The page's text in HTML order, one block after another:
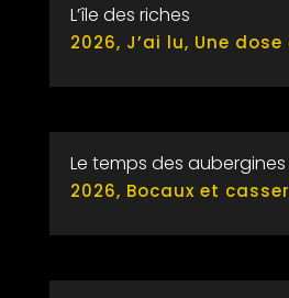
L’île des riches
2026, J’ai lu, Une
Le temps des aubergines
2026, Bocaux et